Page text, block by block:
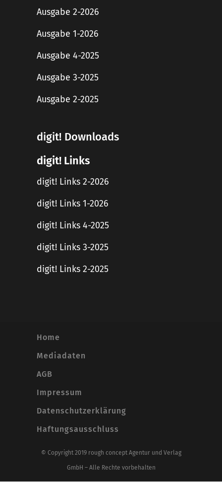
Ausgabe 2-2026
Ausgabe 1-2026
Ausgabe 4-2025
Ausgabe 3-2025
Ausgabe 2-2025
digit! Downloads
digit! Links
digit! Links 2-2026
digit! Links 1-2026
digit! Links 4-2025
digit! Links 3-2025
digit! Links 2-2025
Home
Mediadaten
AGB
Impressum
Datenschutzerklärung
Haftungsausschluss
© Copyright 2019 rough concept Agentur und Verlag
GmbH – Alle Rechte vorbehalten